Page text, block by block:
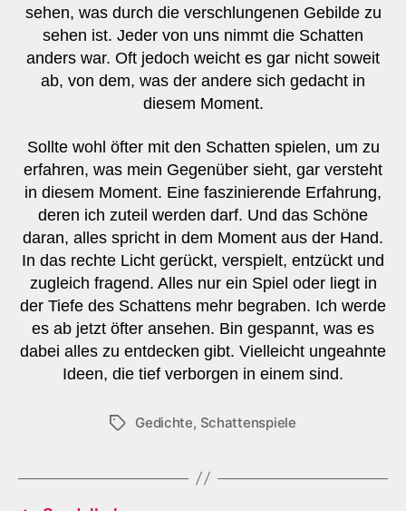
sehen, was durch die verschlungenen Gebilde zu
sehen ist. Jeder von uns nimmt die Schatten
anders war. Oft jedoch weicht es gar nicht soweit
ab, von dem, was der andere sich gedacht in
diesem Moment.
Sollte wohl öfter mit den Schatten spielen, um zu
erfahren, was mein Gegenüber sieht, gar versteht
in diesem Moment. Eine faszinierende Erfahrung,
deren ich zuteil werden darf. Und das Schöne
daran, alles spricht in dem Moment aus der Hand.
In das rechte Licht gerückt, verspielt, entzückt und
zugleich fragend. Alles nur ein Spiel oder liegt in
der Tiefe des Schattens mehr begraben. Ich werde
es ab jetzt öfter ansehen. Bin gespannt, was es
dabei alles zu entdecken gibt. Vielleicht ungeahnte
Ideen, die tief verborgen in einem sind.
Schlagwörter
Gedichte, Schattenspiele